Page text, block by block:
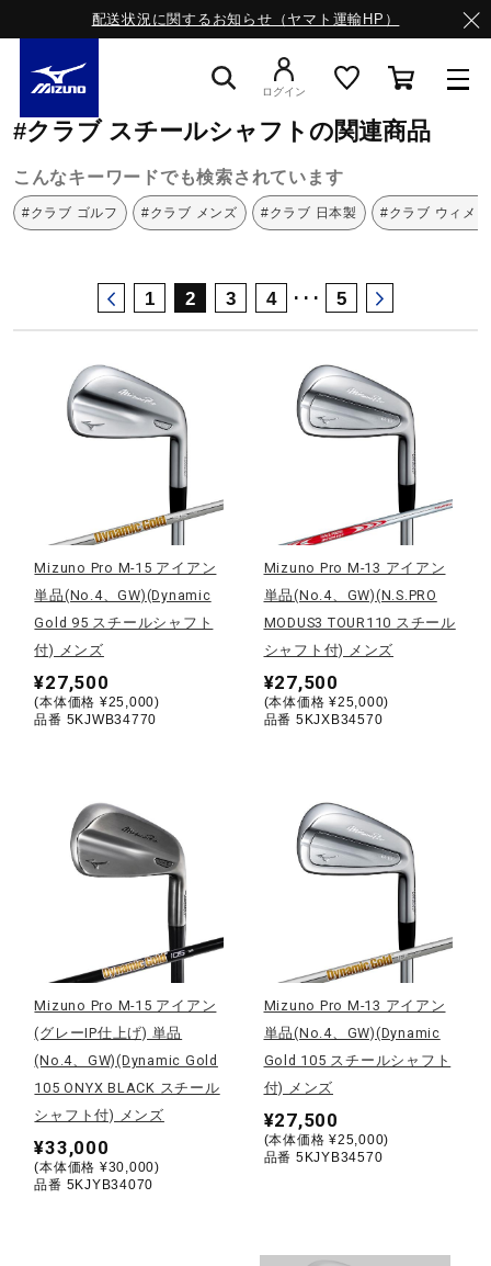
配送状況に関するお知らせ（ヤマト運輸HP）
ライフスタイルウエア
ランニング
サッカー／フットサル
トレーニング
ゴルフ
スイム
テニス／ソフトテニス
バドミントン
陸上競技
卓球
ソフトボール
ログイン
ミズノ公式オンライン スチールシャフト
#クラブ スチールシャフトの関連商品
こんなキーワードでも検索されています
#クラブ ゴルフ #クラブ メンズ #クラブ 日本製 #クラブ ウィメ
1 2 3 4 ･･･ 5
Mizuno Pro M-15 アイアン
単品(No.4、GW)(Dynamic
Gold 95 スチールシャフト
付) メンズ
¥27,500
(本体価格 ¥25,000)
品番 5KJWB34770
Mizuno Pro M-13 アイアン
単品(No.4、GW)(N.S.PRO
MODUS3 TOUR110 スチール
シャフト付) メンズ
¥27,500
(本体価格 ¥25,000)
品番 5KJXB34570
Mizuno Pro M-15 アイアン
(グレーIP仕上げ) 単品
(No.4、GW)(Dynamic Gold
105 ONYX BLACK スチール
シャフト付) メンズ
¥33,000
(本体価格 ¥30,000)
品番 5KJYB34070
Mizuno Pro M-13 アイアン
単品(No.4、GW)(Dynamic
Gold 105 スチールシャフト
付) メンズ
¥27,500
(本体価格 ¥25,000)
品番 5KJYB34570